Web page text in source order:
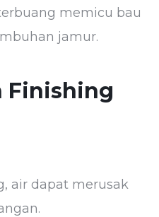
memicu bau
jamur.
Finishing
air dapat merusak